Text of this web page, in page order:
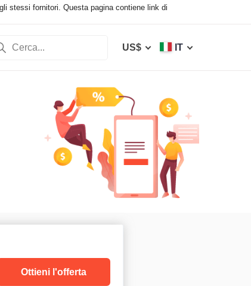
stessi fornitori. Questa pagina contiene link di
US$ IT
Ottieni l'offerta